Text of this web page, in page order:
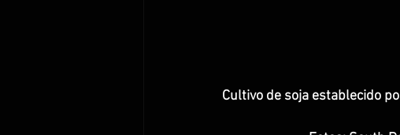
Cultivo de soja establecido